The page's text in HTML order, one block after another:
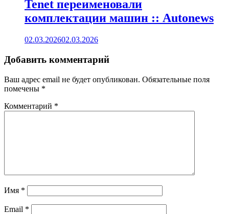
Tenet переименовали
комплектации машин :: Autonews
02.03.202602.03.2026
Добавить комментарий
Ваш адрес email не будет опубликован. Обязательные поля
помечены *
Комментарий *
Имя *
Email *